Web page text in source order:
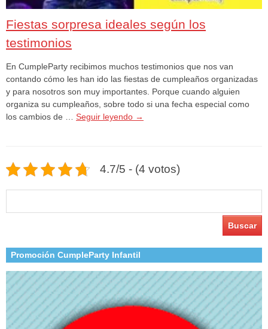
Fiestas sorpresa ideales según los
testimonios
En CumpleParty recibimos muchos testimonios que nos van
contando cómo les han ido las fiestas de cumpleaños organizadas
y para nosotros son muy importantes. Porque cuando alguien
organiza su cumpleaños, sobre todo si una fecha especial como
los cambios de … Seguir leyendo →
4.7/5 - (4 votos)
Promoción CumpleParty Infantil